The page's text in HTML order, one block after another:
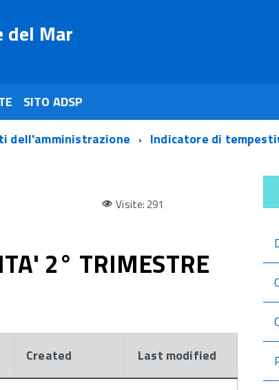
del Mar
SITO ADSP
dell'amministrazione Indicatore di
Visite: 291
2° TRIMESTRE
Created Last modified